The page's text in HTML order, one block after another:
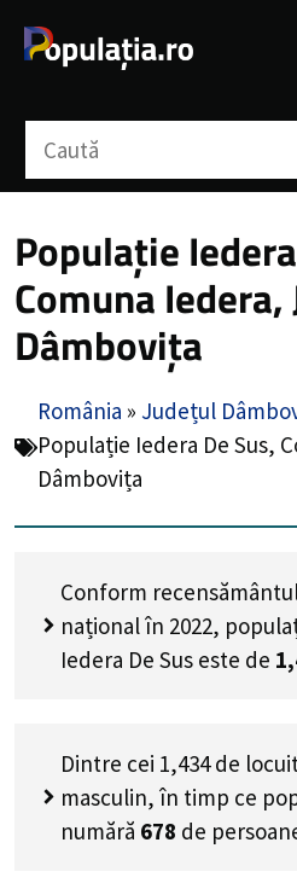
Populație
Comuna Iedera,
Dâmbovița
România » Județul
Populație Iedera De Sus,
Dâmbovița
Conform
național în 2022,
Iedera De Sus este de
Dintre cei 1,434 de
masculin, în timp ce
numără 678 de